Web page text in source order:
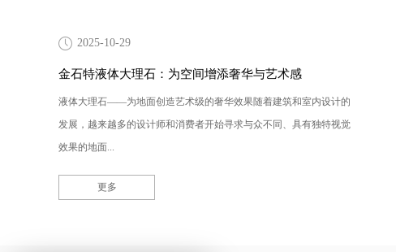
2025-10-29
金石特液体大理石：为空间增添奢华与艺术感
液体大理石——为地面创造艺术级的奢华效果随着建筑和室内设计的
发展，越来越多的设计师和消费者开始寻求与众不同、具有独特视觉
效果的地面...
更多